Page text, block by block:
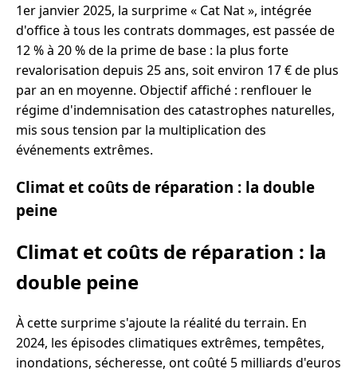
1er janvier 2025, la surprime « Cat Nat », intégrée
d'office à tous les contrats dommages, est passée de
12 % à 20 % de la prime de base : la plus forte
revalorisation depuis 25 ans, soit environ 17 € de plus
par an en moyenne. Objectif affiché : renflouer le
régime d'indemnisation des catastrophes naturelles,
mis sous tension par la multiplication des
événements extrêmes.
Climat et coûts de réparation : la double
peine
Climat et coûts de réparation : la
double peine
À cette surprime s'ajoute la réalité du terrain. En
2024, les épisodes climatiques extrêmes, tempêtes,
inondations, sécheresse, ont coûté 5 milliards d'euros